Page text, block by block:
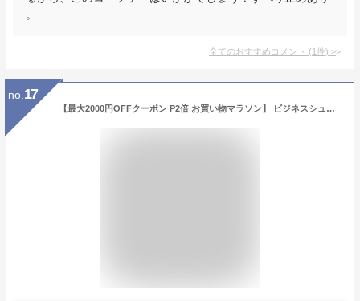
。
全てのおすすめコメント (1件) >
no. 17
【最大2000円OFFクーポン P2倍 お買い物マラソン】 ビジネスシューズ 防水 ローファー コインローファー 学生靴 メンズ レインシューズ 雨 幅広 4e EEEE 甲高 通勤 通学 大きいサイズ 紳士靴 メンズシューズ 靴靴パワー 単品